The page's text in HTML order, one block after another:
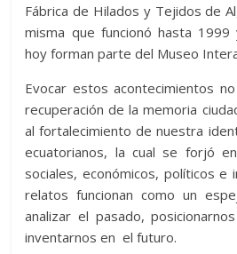
Fábrica de Hilados y Tejidos de
misma que funcionó hasta 1999
hoy forman parte del Museo
Evocar estos acontecimientos
recuperación de la memoria
al fortalecimiento de nuestra
ecuatorianos, la cual se forjó
sociales, económicos, políticos e
relatos funcionan como un
analizar el pasado,
inventarnos en el futuro.